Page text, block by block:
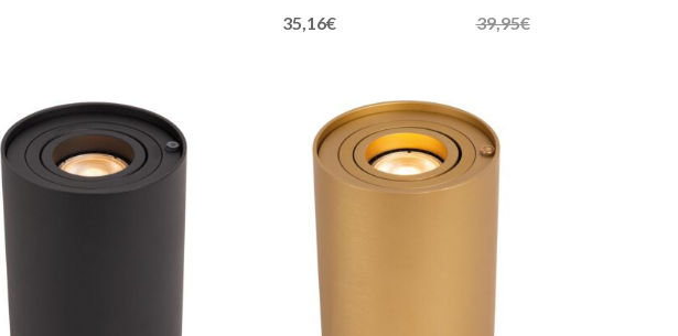
39,95€
Oorspronkelijke prijs was: 39,95€.
35,16€Huidige prijs is: 35,16€.